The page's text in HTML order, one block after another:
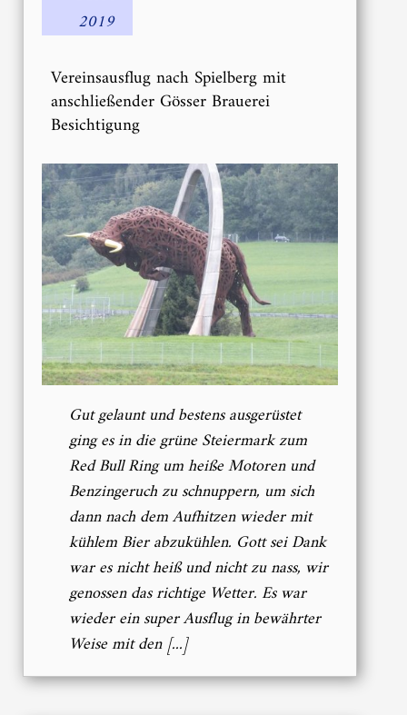
2019
Vereinsausflug nach Spielberg mit
anschließender Gösser Brauerei
Besichtigung
Gut gelaunt und bestens ausgerüstet
ging es in die grüne Steiermark zum
Red Bull Ring um heiße Motoren und
Benzingeruch zu schnuppern, um sich
dann nach dem Aufhitzen wieder mit
kühlem Bier abzukühlen. Gott sei Dank
war es nicht heiß und nicht zu nass, wir
genossen das richtige Wetter. Es war
wieder ein super Ausflug in bewährter
Weise mit den [...]